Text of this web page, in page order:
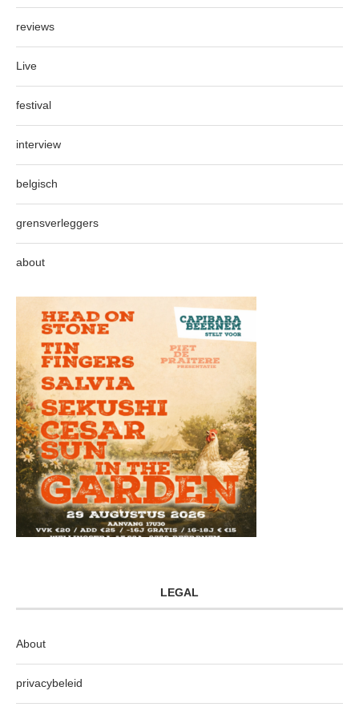
reviews
Live
festival
interview
belgisch
grensverleggers
about
LEGAL
About
privacybeleid